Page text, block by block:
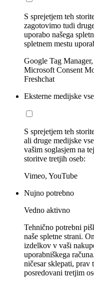
S sprejetjem teh
zagotovimo tudi
uporabo našega
spletnem mestu
Google Tag
Microsoft Consent
Freshchat
Eksterne medijske
S sprejetjem teh
ali druge medijske
vašim soglasjem na
storitve tretjih oseb:
Vimeo, YouTube
Nujno potrebno
Vedno aktivno
Tehnično potrebni
naše spletne strani.
izdelkov v vaši
uporabniškega
ničesar sklepati,
posredovani tretjim